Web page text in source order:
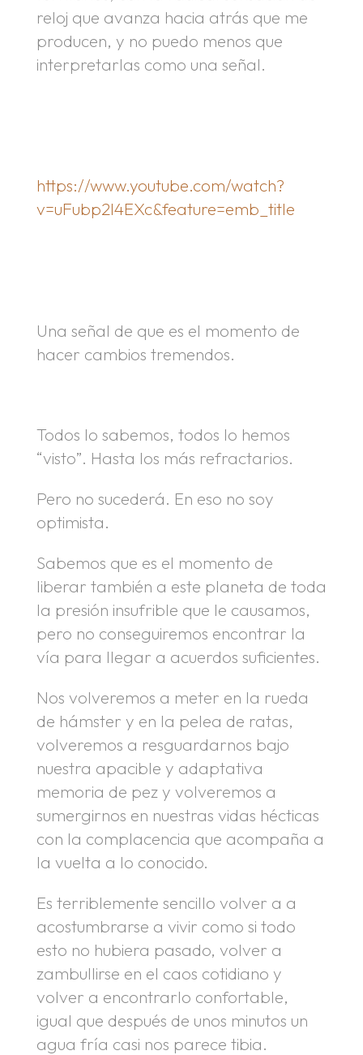
reloj que avanza hacia atrás que me
producen, y no puedo menos que
interpretarlas como una señal.
https://www.youtube.com/watch?
v=uFubp2l4EXc&feature=emb_title
Una señal de que es el momento de
hacer cambios tremendos.
Todos lo sabemos, todos lo hemos
“visto”. Hasta los más refractarios.
Pero no sucederá. En eso no soy
optimista.
Sabemos que es el momento de
liberar también a este planeta de toda
la presión insufrible que le causamos,
pero no conseguiremos encontrar la
vía para llegar a acuerdos suficientes.
Nos volveremos a meter en la rueda
de hámster y en la pelea de ratas,
volveremos a resguardarnos bajo
nuestra apacible y adaptativa
memoria de pez y volveremos a
sumergirnos en nuestras vidas hécticas
con la complacencia que acompaña a
la vuelta a lo conocido.
Es terriblemente sencillo volver a a
acostumbrarse a vivir como si todo
esto no hubiera pasado, volver a
zambullirse en el caos cotidiano y
volver a encontrarlo confortable,
igual que después de unos minutos un
agua fría casi nos parece tibia.